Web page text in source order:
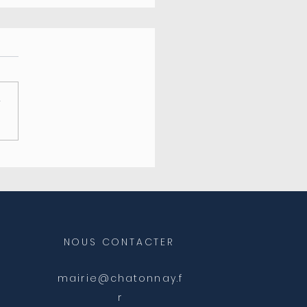
de l'agence
NOUS CONTACTER
mairie@chatonnay.f
r